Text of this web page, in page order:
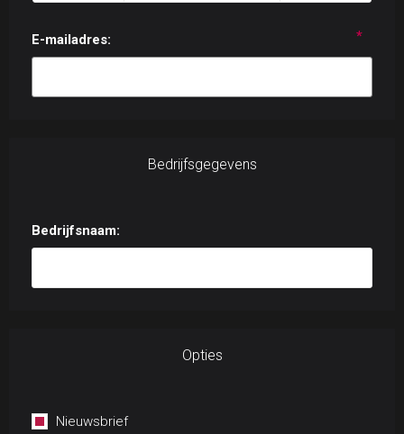
E-mailadres: *
Bedrijfsgegevens
Bedrijfsnaam:
Opties
Nieuwsbrief